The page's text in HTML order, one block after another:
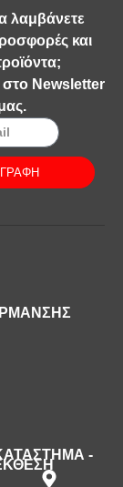
λαμβάνετε
και
στο Newsletter
-